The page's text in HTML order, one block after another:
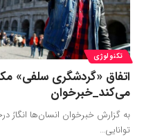
تکنولوژی
اتفاق «گردشگری سلفی»
می‌کند_خبرخوان
به گزارش خبرخوان انسان‌ها
توانایی…